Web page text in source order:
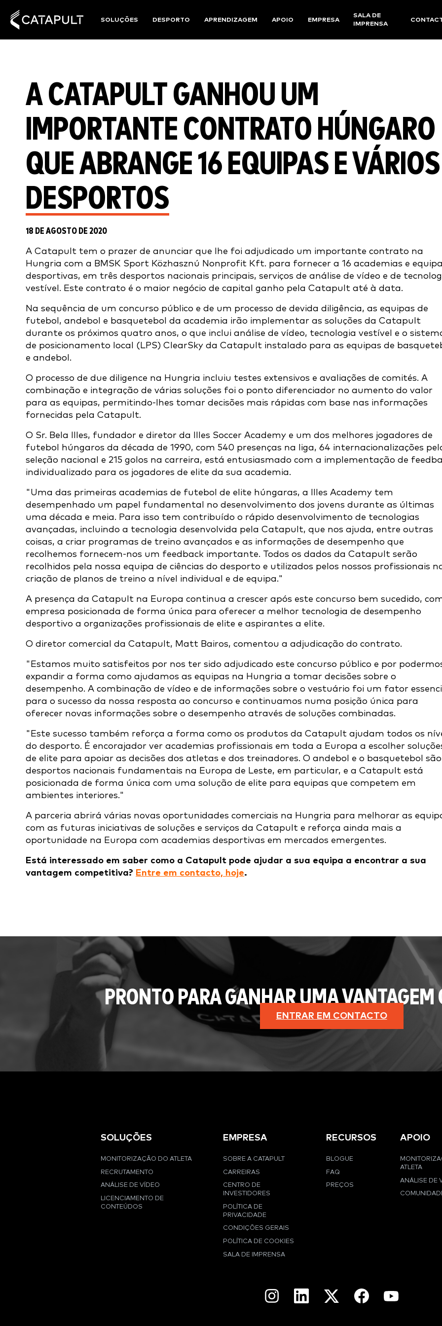
SOLUÇÕES DESPORTO APRENDIZAGEM APOIO EMPRESA
SALA DE
IMPRENSA
A CATAPULT GANHOU UM
IMPORTANTE CONTRATO HÚNGARO
QUE ABRANGE 16 EQUIPAS E VÁRIOS
DESPORTOS
18 DE AGOSTO DE 2020
A Catapult tem o prazer de anunciar que lhe foi adjudicado um importante contrato na
Hungria com a BMSK Sport Közhasznú Nonprofit Kft. para fornecer a 16 academias e
desportivas, em três desportos nacionais principais, serviços de análise de vídeo e de
vestível. Este contrato é o maior negócio de capital ganho pela Catapult até à data.
Na sequência de um concurso público e de um processo de devida diligência, as equipas de
futebol, andebol e basquetebol da academia irão implementar as soluções da Catapult
durante os próximos quatro anos, o que inclui análise de vídeo, tecnologia vestível e o
de posicionamento local (LPS) ClearSky da Catapult instalado para as equipas de
e andebol.
O processo de due diligence na Hungria incluiu testes extensivos e avaliações de comités. A
combinação e integração de várias soluções foi o ponto diferenciador no aumento do valor
para as equipas, permitindo-lhes tomar decisões mais rápidas com base nas informações
fornecidas pela Catapult.
O Sr. Bela Illes, fundador e diretor da Illes Soccer Academy e um dos melhores jogadores de
futebol húngaros da década de 1990, com 540 presenças na liga, 64 internacionalizações
seleção nacional e 215 golos na carreira, está entusiasmado com a implementação de
individualizado para os jogadores de elite da sua academia.
"Uma das primeiras academias de futebol de elite húngaras, a Illes Academy tem
desempenhado um papel fundamental no desenvolvimento dos jovens durante as últimas
uma década e meia. Para isso tem contribuído o rápido desenvolvimento de tecnologias
avançadas, incluindo a tecnologia desenvolvida pela Catapult, que nos ajuda, entre outras
coisas, a criar programas de treino avançados e as informações de desempenho que
recolhemos fornecem-nos um feedback importante. Todos os dados da Catapult serão
recolhidos pela nossa equipa de ciências do desporto e utilizados pelos nossos profissionais
criação de planos de treino a nível individual e de equipa."
A presença da Catapult na Europa continua a crescer após este concurso bem sucedido,
empresa posicionada de forma única para oferecer a melhor tecnologia de desempenho
desportivo a organizações profissionais de elite e aspirantes a elite.
O diretor comercial da Catapult, Matt Bairos, comentou a adjudicação do contrato.
"Estamos muito satisfeitos por nos ter sido adjudicado este concurso público e por
expandir a forma como ajudamos as equipas na Hungria a tomar decisões sobre o
desempenho. A combinação de vídeo e de informações sobre o vestuário foi um fator
para o sucesso da nossa resposta ao concurso e continuamos numa posição única para
oferecer novas informações sobre o desempenho através de soluções combinadas.
"Este sucesso também reforça a forma como os produtos da Catapult ajudam todos os
do desporto. É encorajador ver academias profissionais em toda a Europa a escolher
de elite para apoiar as decisões dos atletas e dos treinadores. O andebol e o basquetebol são
desportos nacionais fundamentais na Europa de Leste, em particular, e a Catapult está
posicionada de forma única com uma solução de elite para equipas que competem em
ambientes interiores."
A parceria abrirá várias novas oportunidades comerciais na Hungria para melhorar as
com as futuras iniciativas de soluções e serviços da Catapult e reforça ainda mais a
oportunidade na Europa com academias desportivas em mercados emergentes.
Está interessado em saber como a Catapult pode ajudar a sua equipa a encontrar a sua
vantagem competitiva? Entre em contacto, hoje.
PRONTO PARA GANHAR UMA VANTAGEM
ENTRAR EM CONTACTO
SOLUÇÕES
MONITORIZAÇÃO DO ATLETA
RECRUTAMENTO
ANÁLISE DE VÍDEO
LICENCIAMENTO DE
CONTEÚDOS
EMPRESA
SOBRE A CATAPULT
CARREIRAS
CENTRO DE
INVESTIDORES
POLÍTICA DE
PRIVACIDADE
CONDIÇÕES GERAIS
POLÍTICA DE COOKIES
SALA DE IMPRENSA
RECURSOS
BLOGUE
FAQ
PREÇOS
APOIO
ATLETA
ANÁLISE DE